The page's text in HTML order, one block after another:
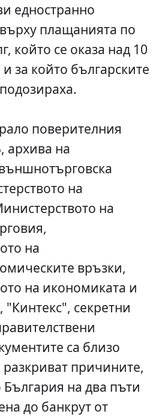
едностранно
плащанията по
който се оказа над 10
за който българските
поверителния
архива на
на
на
на
връзки,
на икономиката и
секретни
са близо
разкриват причините,
на два пъти
до банкрут от